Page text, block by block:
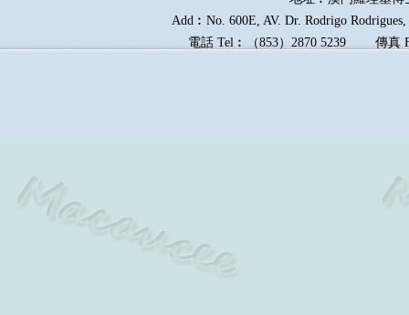
Add︰No. 600E, AV. Dr. Rodrigo
電話 Tel︰（853）2870 5239傳真